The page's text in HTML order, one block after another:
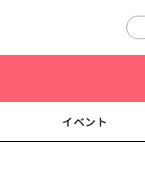
イベント